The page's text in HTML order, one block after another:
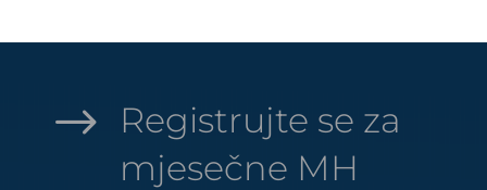
$
Registrujte se za
mjesečne MH